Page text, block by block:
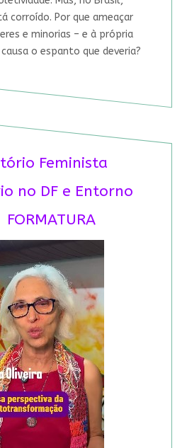
corroído. Por que ameaçar
e minorias – e à própria
o espanto que deveria?
Feminista
no DF e Entorno